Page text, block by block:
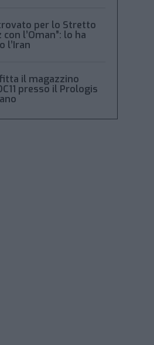
per lo Stretto
l’Oman”: lo ha
l’Iran
il magazzino
presso il Prologis